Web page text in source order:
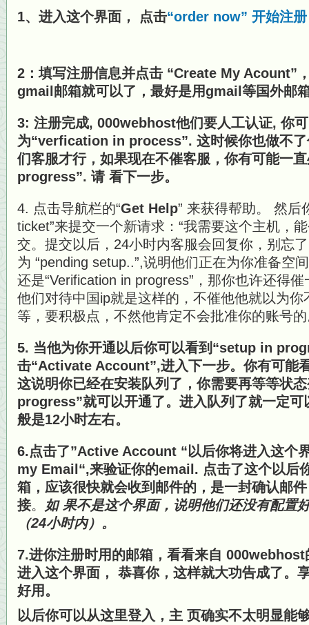
1、进入这个界面， 点击“order now” 开始注册
2：填写注册信息并点击 “Create My Acount”
gmail邮箱就可以了，最好是用gmail等国外邮
3: 注册完成, 000webhost他们要人工认证, 你
为“verfication in process”. 这时候你也做不了
们客服才行， 如果现在不催客服，你有可能一
progress”. 请 看下一步。
4. 点击导航栏的“Get Help” 来获得帮助。 然后
ticket”来提交一个新请求：“我需要这个主机，
交。提交以后，24小时内客服会回复你，别忘
为 “pending setup..”,说明他们正在为你准备空
还是“Verification in progress”，那你也许还得
他们对待中国ip就是这样的，不催他他就以为
等，要积极点，不然他肯定不会批准你的账号
5. 当他为你开通以后你可以看到“setup in
击“Activate Account”,进入下一步。你有可能
这说明你已经在安装队列了，你需要再等等状
progress”就可以开通了。进入队列了就一定可
般是12小时左右。
6.点击了”Active Account “以后你将进入这个
my Email“,来验证你的email. 点击了这个以后
箱，应该很快就会收到邮件的，是一封确认邮
接。 如 果不是这个界面，说明他们还没有配置
（24小时内）。
7.进你注册时用的邮箱，看看来自
进入这个界面， 恭喜你，这样就大功告成了。
好用。
以后你可以从这里登入，主 页确实不太明显能